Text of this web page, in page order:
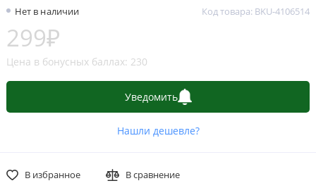
Нет в наличии Код товара: BKU-4106514
299₽
Цена в бонусных баллах: 230
Уведомить
Нашли дешевле?
В избранное В сравнение